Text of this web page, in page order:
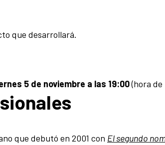
que desarrollará.
5 de noviembre a las 19:00(hora de
que debutó en 2001 con El segundo